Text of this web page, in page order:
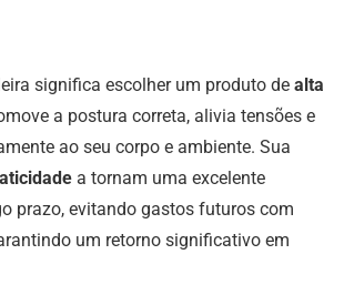
significa escolher um produto de alta
a postura correta, alivia tensões e
ao seu corpo e ambiente. Sua
a tornam uma excelente
prazo, evitando gastos futuros com
um retorno significativo em